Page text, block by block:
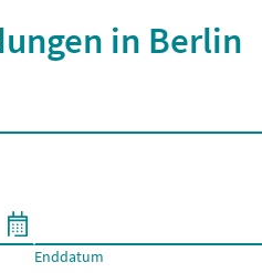
in Berlin
2 Zeichen eingegeben
Enddatum